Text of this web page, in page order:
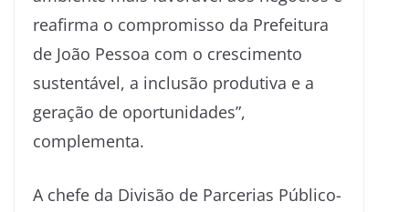
reafirma o compromisso da Prefeitura
de João Pessoa com o crescimento
sustentável, a inclusão produtiva e a
geração de oportunidades”,
complementa.
A chefe da Divisão de Parcerias Público-